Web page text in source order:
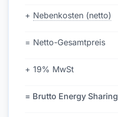
+ Nebenkosten (netto)
= Netto-Gesamtpreis
+ 19% MwSt
= Brutto Energy Sharing